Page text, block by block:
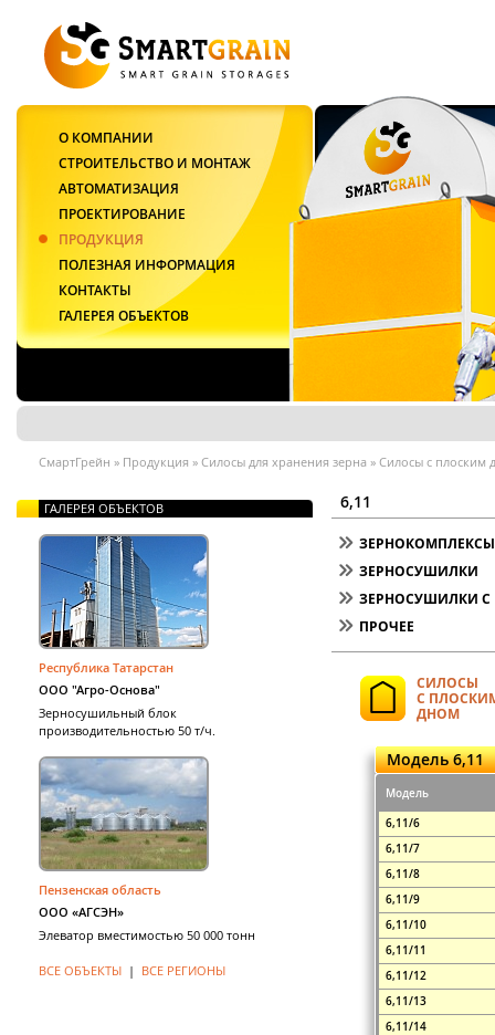
6,11
ЗЕРНОСУШИЛКИ
ЗЕРНОСУШИЛКИ С
ПРОЧЕЕ
СИЛОСЫ
С
ДНОМ
Модель 6,11
Модель
6,11/6
6,11/7
6,11/8
6,11/9
6,11/10
6,11/11
6,11/12
6,11/13
6,11/14
ГАЛЕРЕЯ ОБЪЕКТОВ
Республика Татарстан
ООО "Агро-Основа"
Зерносушильный блок
производительностью 50 т/ч.
Пензенская область
ООО «АГСЭН»
Элеватор вместимостью 50 000 тонн
ВСЕ ОБЪЕКТЫ | ВСЕ РЕГИОНЫ
СмартГрейн » Продукция » Силосы для хранения зерна » Силосы с плоским
О КОМПАНИИ
СТРОИТЕЛЬСТВО И МОНТАЖ
АВТОМАТИЗАЦИЯ
ПРОЕКТИРОВАНИЕ
ПРОДУКЦИЯ
ПОЛЕЗНАЯ ИНФОРМАЦИЯ
КОНТАКТЫ
ГАЛЕРЕЯ ОБЪЕКТОВ